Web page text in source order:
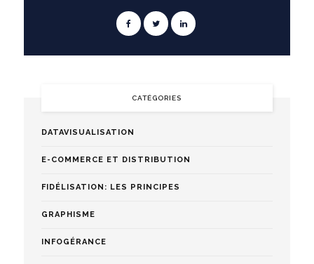
CATÉGORIES
DATAVISUALISATION
E-COMMERCE ET DISTRIBUTION
FIDÉLISATION: LES PRINCIPES
GRAPHISME
INFOGÉRANCE